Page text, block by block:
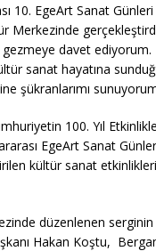
10. EgeArt Sanat Günleri
Merkezinde
davet ediyorum.
sanat hayatına
şükranlarımı
100. Yıl
EgeArt Sanat
kültür sanat
düzenlenen serginin
Hakan Koştu,